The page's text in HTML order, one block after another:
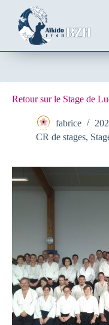
contenu
Retour sur le Stage de
fabrice
CR de stages,